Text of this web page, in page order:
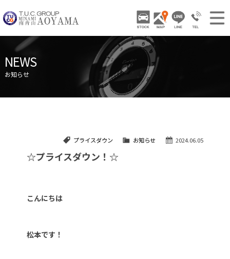
TUCグループ 南青山
STOCK ACCESS LINE 03-
NEWS INFO / ニュース
STOCK CAR LIST / 在庫車両情報
GALLERY / 販売車両ギャラリー
TRADE IN / 買取査定
NEWS
お知らせ
2024.06.05
お知らせ
プライスダウン
☆プライスダウン！☆
こんにちは
松本です！